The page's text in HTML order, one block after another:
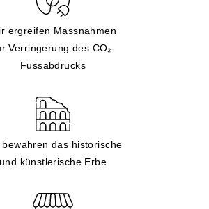
ergreifen Massnahmen
Verringerung des CO₂-
Fussabdrucks
bewahren das historische
und künstlerische Erbe